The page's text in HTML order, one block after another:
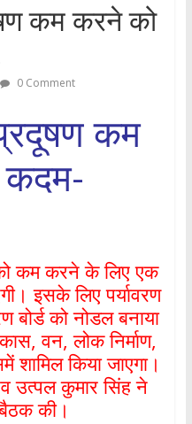
कम करने को
0 Comment
कम
कम करने के लिए एक
इसके लिए पर्यावरण
बोर्ड को नोडल बनाया
वन, लोक निर्माण,
शामिल किया जाएगा।
उत्पल कुमार सिंह ने
की।